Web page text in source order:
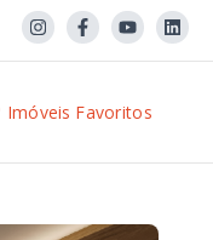
Imóveis Favoritos